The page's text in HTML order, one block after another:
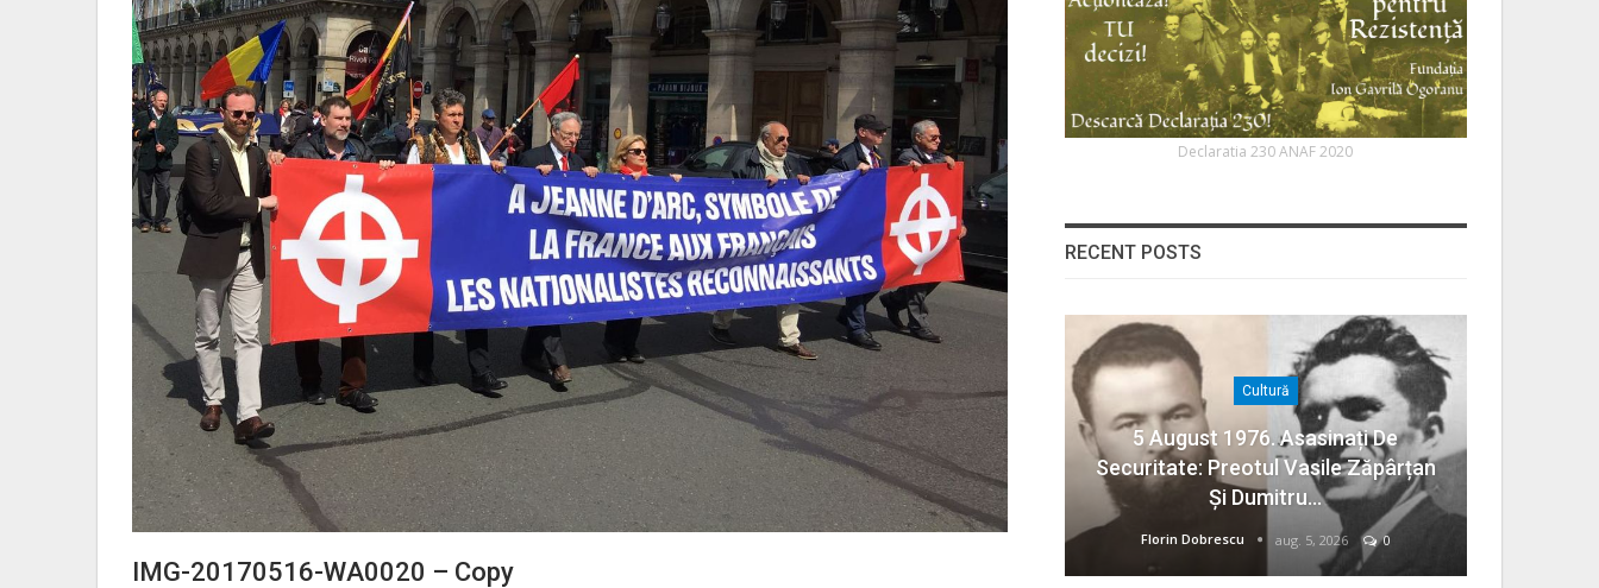
IMG-20170516-WA0020 – Copy
Declaratia 230 ANAF 2020
RECENT POSTS
Cultură
5 August 1976. Asasinați De
Securitate: Preotul Vasile Zăpârțan
Și Dumitru…
Florin Dobrescu aug. 5, 2026 0